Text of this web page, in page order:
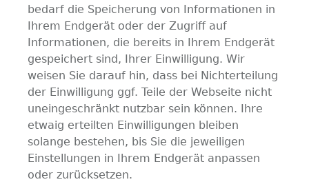
bedarf die Speicherung von Informationen in
Ihrem Endgerät oder der Zugriff auf
Informationen, die bereits in Ihrem Endgerät
gespeichert sind, Ihrer Einwilligung. Wir
weisen Sie darauf hin, dass bei Nichterteilung
der Einwilligung ggf. Teile der Webseite nicht
uneingeschränkt nutzbar sein können. Ihre
etwaig erteilten Einwilligungen bleiben
solange bestehen, bis Sie die jeweiligen
Einstellungen in Ihrem Endgerät anpassen
oder zurücksetzen.